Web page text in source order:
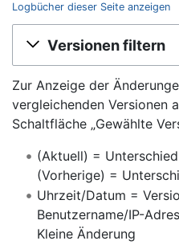
Logbücher dieser Seite anzeigen
Wechseln zu:Navigation,
Versionen filtern
Zur Anzeige der
vergleichenden Versionen
Schaltfläche „Gewählte
(Aktuell) =
(Vorherige) =
Uhrzeit/Datum =
Benutzername/IP-
Kleine Änderung